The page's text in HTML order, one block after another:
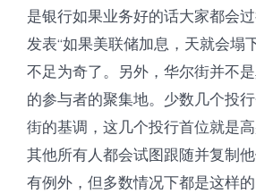
是银行如果业务好的话大家都会
发表“如果美联储加息，天就会塌
不足为奇了。另外，华尔街并不
的参与者的聚集地。少数几个投
街的基调，这几个投行首位就是
其他所有人都会试图跟随并复制
有例外，但多数情况下都是这样